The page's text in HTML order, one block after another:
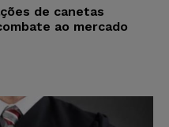
de canetas
ao mercado